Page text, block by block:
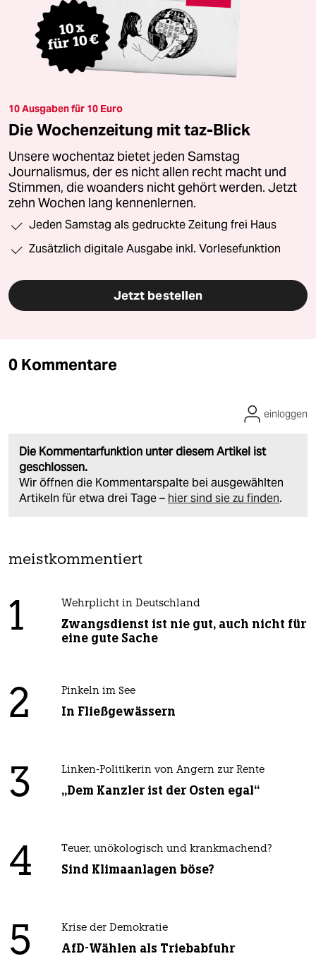
10 Ausgaben für 10 Euro
Die Wochenzeitung mit taz-Blick
Unsere wochentaz bietet jeden Samstag
Journalismus, der es nicht allen recht macht und
Stimmen, die woanders nicht gehört werden. Jetzt
zehn Wochen lang kennenlernen.
Jeden Samstag als gedruckte Zeitung frei Haus
Zusätzlich digitale Ausgabe inkl. Vorlesefunktion
Jetzt bestellen
0 Kommentare
Die Kommentarfunktion unter diesem Artikel ist
geschlossen.
Wir öffnen die Kommentarspalte bei ausgewählten
Artikeln für etwa drei Tage – hier sind sie zu finden.
einloggen
meistkommentiert
1 Wehrplicht in Deutschland
Zwangsdienst ist nie gut, auch nicht für
eine gute Sache
2 Pinkeln im See
In Fließgewässern
3 Linken-Politikerin von Angern zur Rente
„Dem Kanzler ist der Osten egal“
4 Teuer, unökologisch und krankmachend?
Sind Klimaanlagen böse?
5 Krise der Demokratie
AfD-Wählen als Triebabfuhr